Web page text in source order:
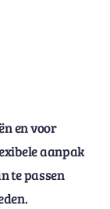
en voor
aanpak
te passen